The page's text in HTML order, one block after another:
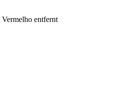
entfernt